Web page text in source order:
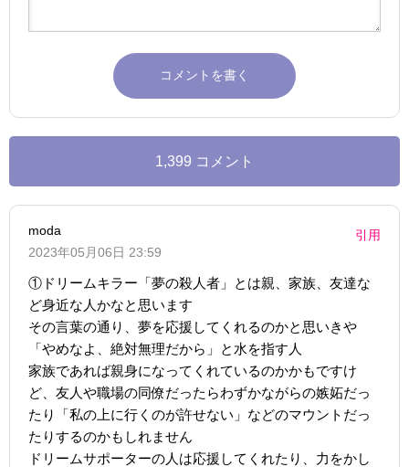
1,399 コメント
moda
2023年05月06日 23:59
引用
①ドリームキラー「夢の殺人者」とは親、家族、友達な
ど身近な人かなと思います
その言葉の通り、夢を応援してくれるのかと思いきや
「やめなよ、絶対無理だから」と水を指す人
家族であれば親身になってくれているのかかもですけ
ど、友人や職場の同僚だったらわずかながらの嫉妬だっ
たり「私の上に行くのが許せない」などのマウントだっ
たりするのかもしれません
ドリームサポーターの人は応援してくれたり、力をかし